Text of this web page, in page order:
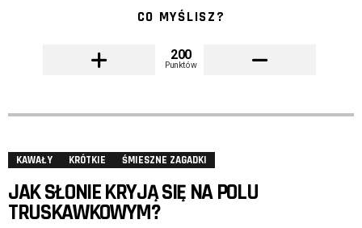
CO MYŚLISZ?
200
Punktów
KAWAŁY KRÓTKIE ŚMIESZNE ZAGADKI
JAK SŁONIE KRYJĄ SIĘ NA POLU
TRUSKAWKOWYM?